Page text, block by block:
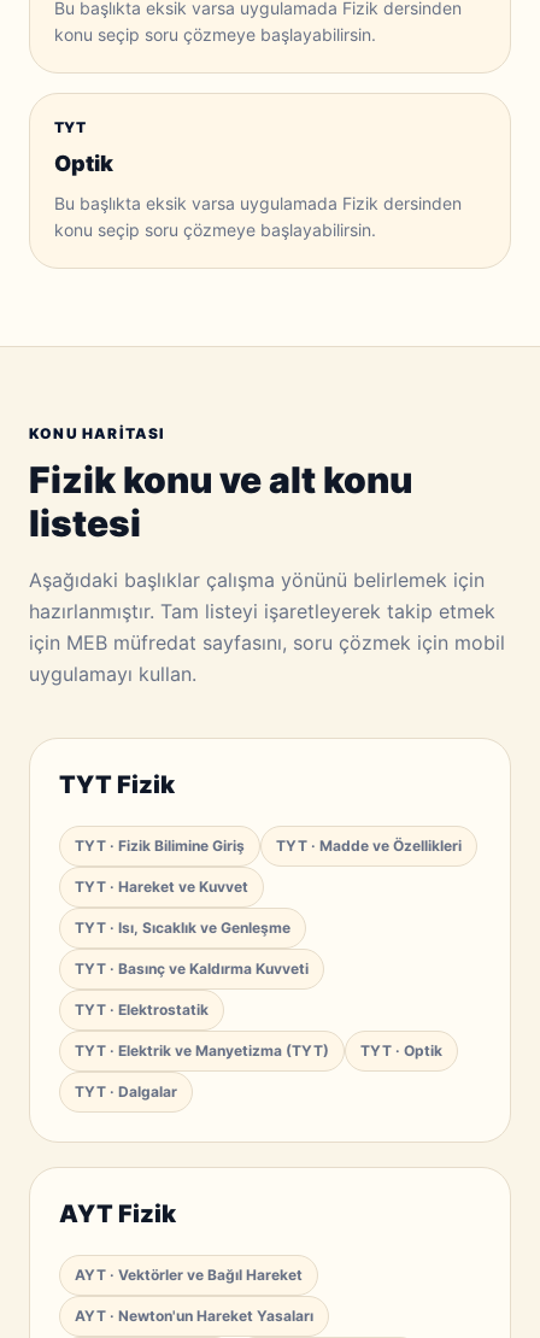
Bu başlıkta eksik varsa uygulamada Fizik dersinden
konu seçip soru çözmeye başlayabilirsin.
TYT
Optik
Bu başlıkta eksik varsa uygulamada Fizik dersinden
konu seçip soru çözmeye başlayabilirsin.
KONU HARITASI
Fizik konu ve alt konu
listesi
Aşağıdaki başlıklar çalışma yönünü belirlemek için
hazırlanmıştır. Tam listeyi işaretleyerek takip etmek
için MEB müfredat sayfasını, soru çözmek için mobil
uygulamayı kullan.
TYT Fizik
TYT · Fizik Bilimine Giriş TYT · Madde ve Özellikleri
TYT · Hareket ve Kuvvet
TYT · Isı, Sıcaklık ve Genleşme
TYT · Basınç ve Kaldırma Kuvveti
TYT · Elektrostatik
TYT · Elektrik ve Manyetizma (TYT) TYT · Optik
TYT · Dalgalar
AYT Fizik
AYT · Vektörler ve Bağıl Hareket
AYT · Newton'un Hareket Yasaları